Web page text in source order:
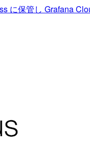
に保管し Grafana